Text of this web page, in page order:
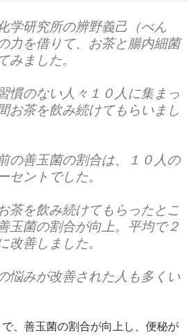
学研究所の辨野義己（べん
力を借りて、お茶と腸内細菌
みました。
慣のない人々１０人に集まっ
お茶を飲み続けてもらいまし
の善玉菌の割合は、１０人の
セント でした。
茶を飲み続けてもらったとこ
玉菌の割合が向上。平均で２
改善しました。
悩みが改善された人も多くい
、善玉菌の割合が向上し、便秘が